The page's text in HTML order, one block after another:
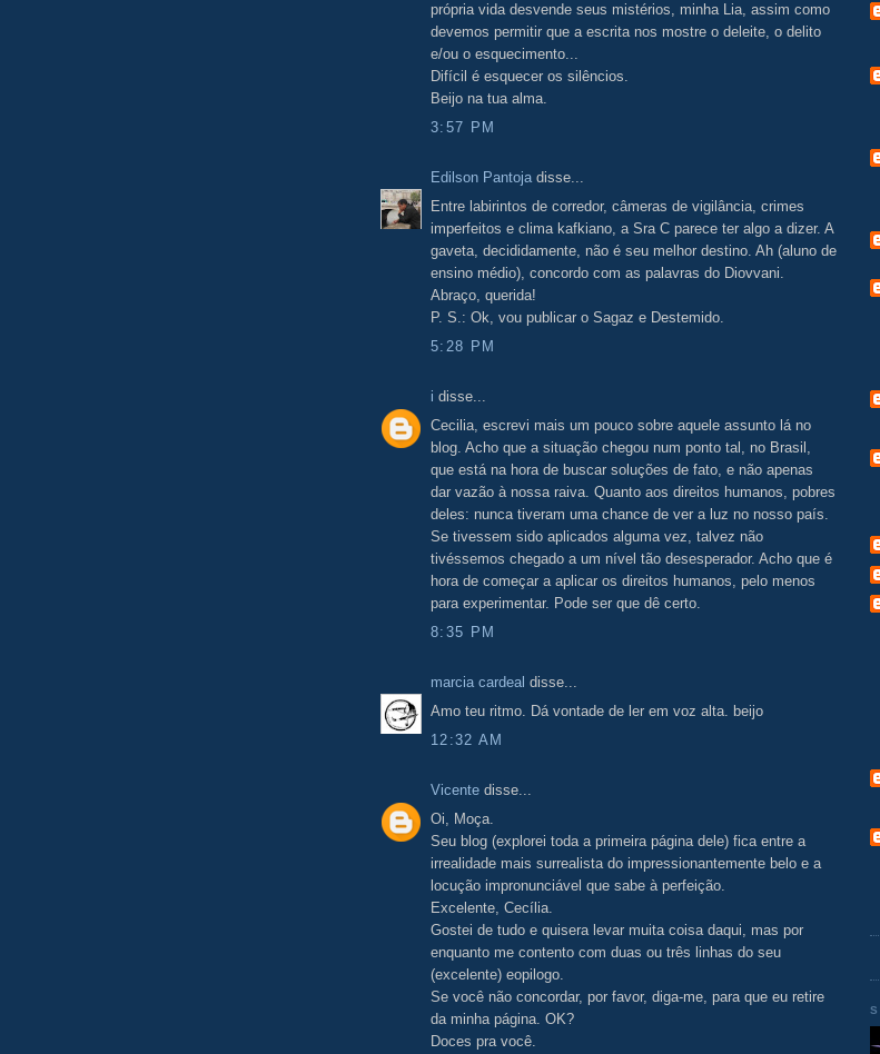
própria vida desvende seus mistérios, minha Lia, assim como
devemos permitir que a escrita nos mostre o deleite, o delito
e/ou o esquecimento...
Difícil é esquecer os silêncios.
Beijo na tua alma.
3:57 PM
Edilson Pantoja disse...
Entre labirintos de corredor, câmeras de vigilância, crimes
imperfeitos e clima kafkiano, a Sra C parece ter algo a dizer. A
gaveta, decididamente, não é seu melhor destino. Ah (aluno de
ensino médio), concordo com as palavras do Diovvani.
Abraço, querida!
P. S.: Ok, vou publicar o Sagaz e Destemido.
5:28 PM
i disse...
Cecilia, escrevi mais um pouco sobre aquele assunto lá no
blog. Acho que a situação chegou num ponto tal, no Brasil,
que está na hora de buscar soluções de fato, e não apenas
dar vazão à nossa raiva. Quanto aos direitos humanos, pobres
deles: nunca tiveram uma chance de ver a luz no nosso país.
Se tivessem sido aplicados alguma vez, talvez não
tivéssemos chegado a um nível tão desesperador. Acho que é
hora de começar a aplicar os direitos humanos, pelo menos
para experimentar. Pode ser que dê certo.
8:35 PM
marcia cardeal disse...
Amo teu ritmo. Dá vontade de ler em voz alta. beijo
12:32 AM
Vicente disse...
Oi, Moça.
Seu blog (explorei toda a primeira página dele) fica entre a
irrealidade mais surrealista do impressionantemente belo e a
locução impronunciável que sabe à perfeição.
Excelente, Cecília.
Gostei de tudo e quisera levar muita coisa daqui, mas por
enquanto me contento com duas ou três linhas do seu
(excelente) eopilogo.
Se você não concordar, por favor, diga-me, para que eu retire
da minha página. OK?
Doces pra você.